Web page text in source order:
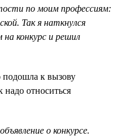
по моим профессиям:
Так я наткнулся
на конкурс и решил
подошла к вызову
относиться
о конкурсе.